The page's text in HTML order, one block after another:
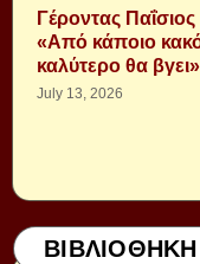
Γέροντας Παΐσιος
«Από κάποιο
καλύτερο θα βγει»
July 13, 2026